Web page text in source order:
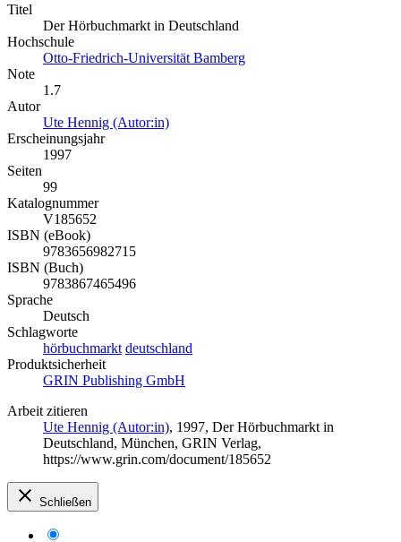
Titel
Der Hörbuchmarkt in Deutschland
Hochschule
Otto-Friedrich-Universität Bamberg
Note
1.7
Autor
Ute Hennig (Autor:in)
Erscheinungsjahr
1997
Seiten
99
Katalognummer
V185652
ISBN (eBook)
9783656982715
ISBN (Buch)
9783867465496
Sprache
Deutsch
Schlagworte
hörbuchmarkt deutschland
Produktsicherheit
GRIN Publishing GmbH
Arbeit zitieren
Ute Hennig (Autor:in), 1997, Der Hörbuchmarkt in
Deutschland, München, GRIN Verlag,
https://www.grin.com/document/185652
Schließen